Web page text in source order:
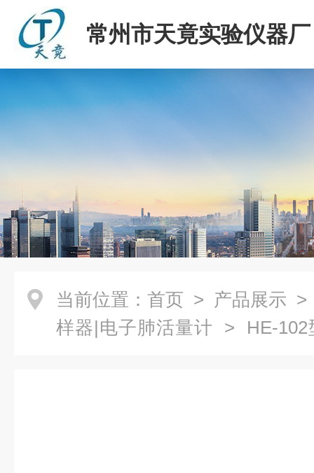
常州市天竟实验仪器厂
当前位置： 首页 > 产品展示
样器|电子肺活量计 > HE-102